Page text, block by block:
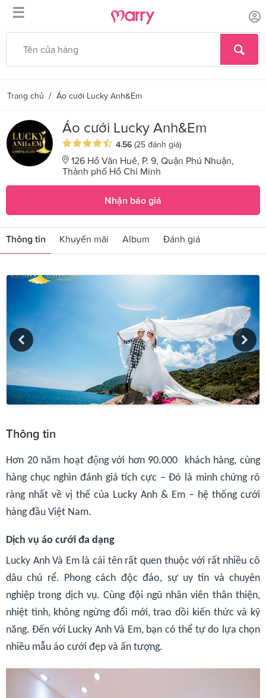
☰
Trang chủ / Áo cưới Lucky Anh&Em
Áo cưới Lucky Anh&Em
4.56 (25 đánh giá)
126 Hồ Văn Huê, P. 9, Quận Phú Nhuận,
Thành phố Hồ Chí Minh
Nhận báo giá
Thông tin Khuyến mãi Album Đánh giá
Thông tin
Hơn 20 năm hoạt động với hơn 90.000 khách hàng, cùng
hàng chục nghìn đánh giá tích cực – Đó là minh chứng rõ
ràng nhất về vị thế của Lucky Anh & Em – hệ thống cưới
hàng đầu Việt Nam.
Dịch vụ áo cưới đa dạng
Lucky Anh Và Em là cái tên rất quen thuộc với rất nhiều cô
dâu chú rể. Phong cách độc đáo, sự uy tín và chuyên
nghiệp trong dịch vụ. Cùng đội ngũ nhân viên thân thiện,
nhiệt tình, không ngừng đổi mới, trao dồi kiến thức và kỹ
năng. Đến với Lucky Anh Và Em, bạn có thể tự do lựa chọn
nhiều mẫu áo cưới đẹp và ấn tượng.